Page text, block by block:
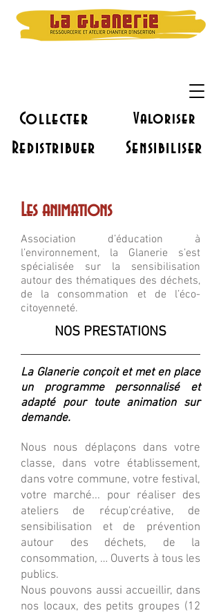
Collecter Valoriser
Redistribuer Sensibiliser
Les animations
Association d’éducation à
l’environnement, la Glanerie s’est
spécialisée sur la sensibilisation
autour des thématiques des déchets,
de la consommation et de l’éco-
citoyenneté.
NOS PRESTATIONS
La Glanerie conçoit et met en place
un programme personnalisé et
adapté pour toute animation sur
demande.
Nous nous déplaçons dans votre
classe, dans votre établissement,
dans votre commune, votre festival,
votre marché... pour réaliser des
ateliers de récup'créative, de
sensibilisation et de prévention
autour des déchets, de la
consommation, … Ouverts à tous les
publics.
Nous pouvons aussi accueillir, dans
nos locaux, des petits groupes (12